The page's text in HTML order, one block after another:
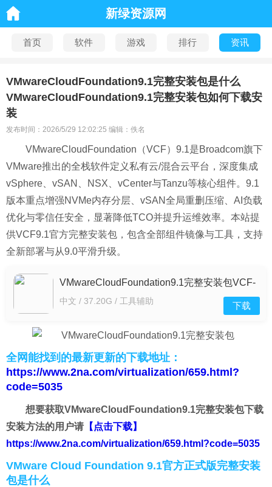
新绿资源网
首页 软件 游戏 排行 资讯
VMwareCloudFoundation9.1完整安装包是什么
VMwareCloudFoundation9.1完整安装包如何下载安
装
发布时间：2026/5/29 12:02:25 编辑：佚名
VMwareCloudFoundation（VCF）9.1是Broadcom旗下
VMware推出的全栈软件定义私有云/混合云平台，深度集成
vSphere、vSAN、NSX、vCenter与Tanzu等核心组件。9.1
版本重点增强NVMe内存分层、vSAN全局重删压缩、AI负载
优化与零信任安全，显著降低TCO并提升运维效率。本站提
供VCF9.1官方完整安装包，包含全部组件镜像与工具，支持
全新部署与从9.0平滑升级。
VMwareCloudFoundation9.1完整安装包VCF-
9.1.0.0-25370929 中文版
中文 / 37.20G / 工具辅助 下载
全网能找到的最新更新的下载地址：
https://www.2na.com/virtualization/659.html?
code=5035
想要获取VMwareCloudFoundation9.1完整安装包下载
安装方法的用户请 【点击下载】
https://www.2na.com/virtualization/659.html?code=5035
VMware Cloud Foundation 9.1官方正式版完整安装
包是什么